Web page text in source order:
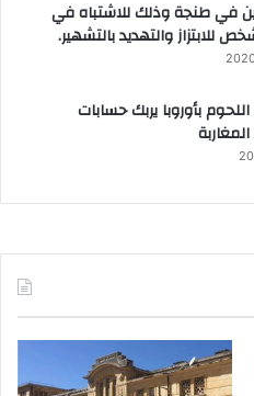
في طنجة وذلك للاشتباه في
للابتزاز والتهديد بالتشهير.
بأوروبا يربك حسابات